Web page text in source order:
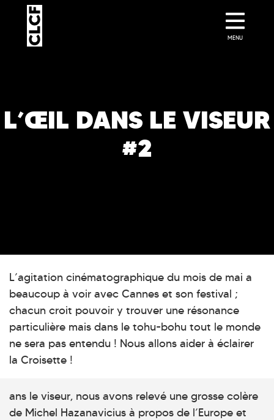
L’ŒIL DANS LE VISEUR
#2
L’agitation cinématographique du mois de mai a
beaucoup à voir avec Cannes et son festival ;
chacun croit pouvoir y trouver une résonance
particulière mais dans le tohu-bohu tout le monde
ne sera pas entendu ! Nous allons aider à éclairer
la Croisette !
ans le viseur, nous avons relevé une grosse colère
de Michel Hazanavicius à propos de l’Europe et
MENU